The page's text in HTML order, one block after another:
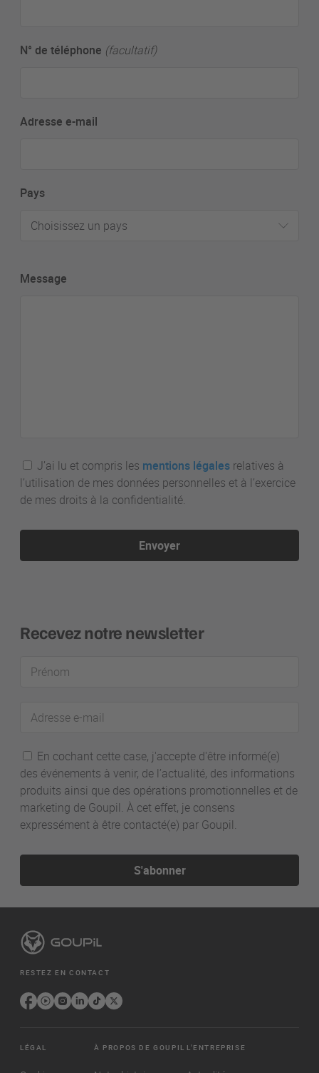
N° de téléphone (facultatif)
Adresse e-mail
Pays
Choisissez un pays
Message
J’ai lu et compris les mentions légales relatives à
l’utilisation de mes données personnelles et à l’exercice
de mes droits à la confidentialité.
Envoyer
Recevez notre newsletter
Prénom
Adresse
En cochant cette case, j'accepte d'être informé(e)
des événements à venir, de l’actualité, des informations
produits ainsi que des opérations promotionnelles et de
marketing de Goupil. À cet effet, je consens
expressément à être contacté(e) par Goupil.
S'abonner
RESTEZ EN CONTACT
LÉGAL À PROPOS DE GOUPIL L'ENTREPRISE